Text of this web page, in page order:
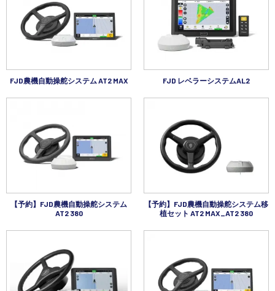
取扱店舗一覧
SEKIDO
コーポレートサイト
SEKIDO 会社概要
FJD農機自動操舵システム AT2 MAX FJD レベラーシステムAL2
【予約】FJD農機自動操舵システム
AT2 380
【予約】FJD農機自動操舵システム移
植セット AT2 MAX_AT2 380